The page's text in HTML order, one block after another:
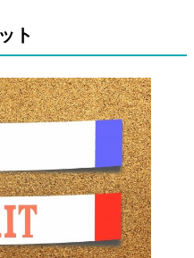
ト